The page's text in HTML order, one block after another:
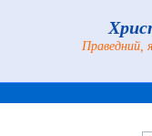
Праведний,